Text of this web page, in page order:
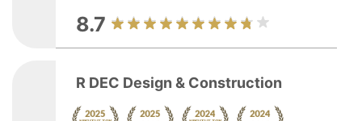
8.7
R DEC Design & Construction